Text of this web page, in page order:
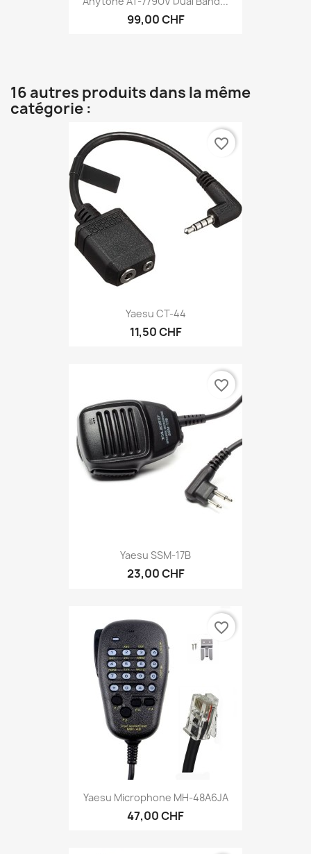
99,00 CHF
16 autres produits dans la même
catégorie :
Yaesu CT-44
11,50 CHF
favorite_border
Yaesu SSM-17B
23,00 CHF
favorite_border
Yaesu Microphone MH-48A6JA
47,00 CHF
favorite_border